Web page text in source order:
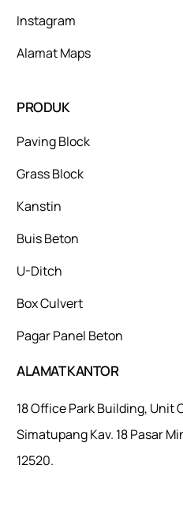
Instagram
Alamat Maps
PRODUK
Paving Block
Grass Block
Kanstin
Buis Beton
U-Ditch
Box Culvert
Pagar Panel Beton
ALAMAT KANTOR
18 Office Park Building, Unit
Simatupang Kav. 18 Pasar
12520.